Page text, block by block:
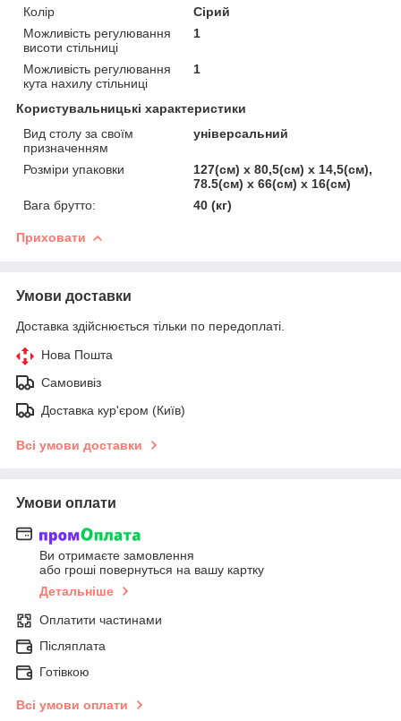
Колір
Сірий
Можливість регулювання
висоти стільниці
1
Можливість регулювання
кута нахилу стільниці
1
Користувальницькі характеристики
Вид столу за своїм
призначенням
універсальний
Розміри упаковки
127(см) х 80,5(см) х 14,5(см),
78.5(см) х 66(см) х 16(см)
Вага брутто:
40 (кг)
Приховати
Умови доставки
Доставка здійснюється тільки по передоплаті.
Нова Пошта
Самовивіз
Доставка кур'єром (Київ)
Всі умови доставки
Умови оплати
Ви отримаєте замовлення
або гроші повернуться на вашу картку
Детальніше
Оплатити частинами
Післяплата
Готівкою
Всі умови оплати